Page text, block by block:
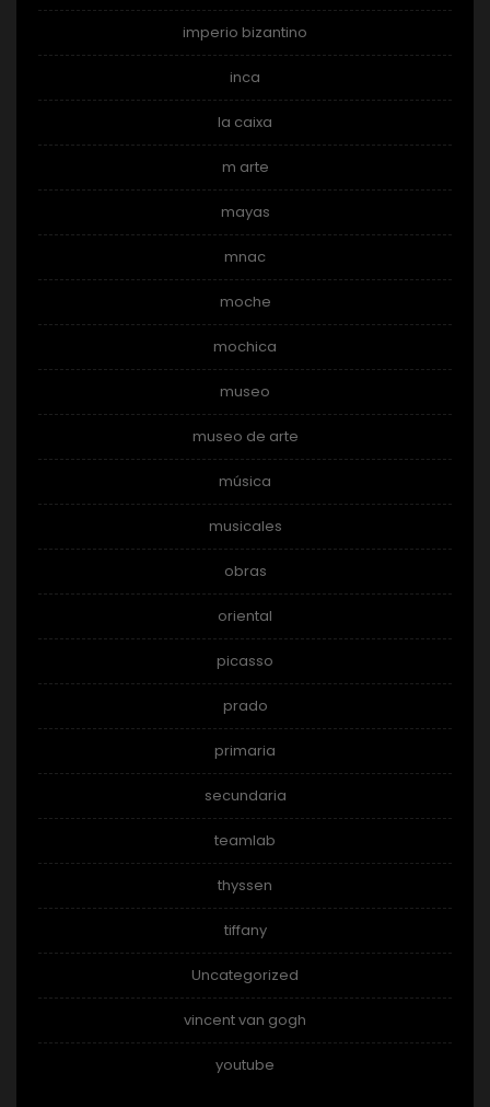
imperio bizantino
inca
la caixa
m arte
mayas
mnac
moche
mochica
museo
museo de arte
música
musicales
obras
oriental
picasso
prado
primaria
secundaria
teamlab
thyssen
tiffany
Uncategorized
vincent van gogh
youtube